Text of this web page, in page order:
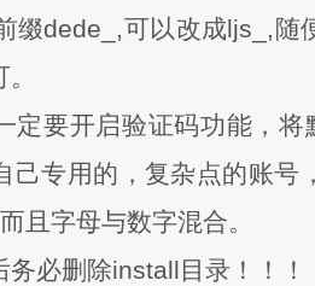
缀dede_,可以改成ljs_,随
定要开启验证码功能，将
己专用的，复杂点的账号
且字母与数字混合。
必删除install目录！！！